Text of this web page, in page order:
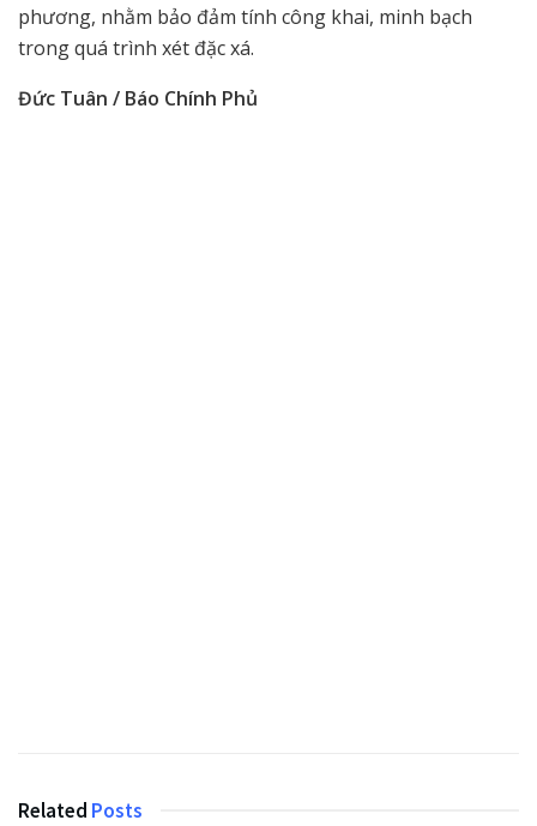
phương, nhằm bảo đảm tính công khai, minh bạch
trong quá trình xét đặc xá.
Đức Tuân / Báo Chính Phủ
Related Posts